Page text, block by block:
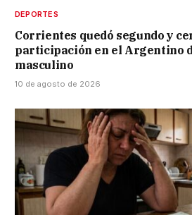
DEPORTES
Corrientes quedó segundo y
participación en el Argentino
masculino
10 de agosto de 2026